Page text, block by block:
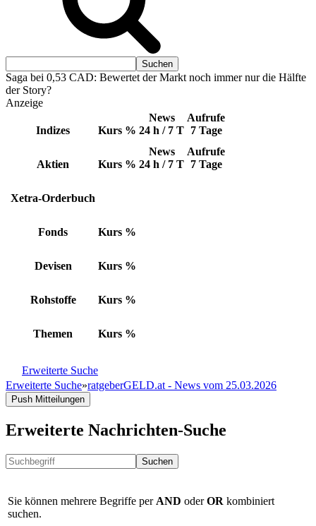
Saga bei 0,53 CAD: Bewertet der Markt noch immer nur die Hälfte
der Story?
Anzeige
Indizes Kurs %
News
24 h / 7 T
Aufrufe
7 Tage
Aktien Kurs %
News
24 h / 7 T
Aufrufe
7 Tage
Xetra-Orderbuch
Fonds Kurs %
Devisen Kurs %
Rohstoffe Kurs %
Themen Kurs %
Erweiterte Suche
Erweiterte Suche»ratgeberGELD.at - News vom 25.03.2026
Push Mitteilungen
Erweiterte Nachrichten-Suche
Suchen
Sie können mehrere Begriffe per AND oderOR kombiniert
suchen.